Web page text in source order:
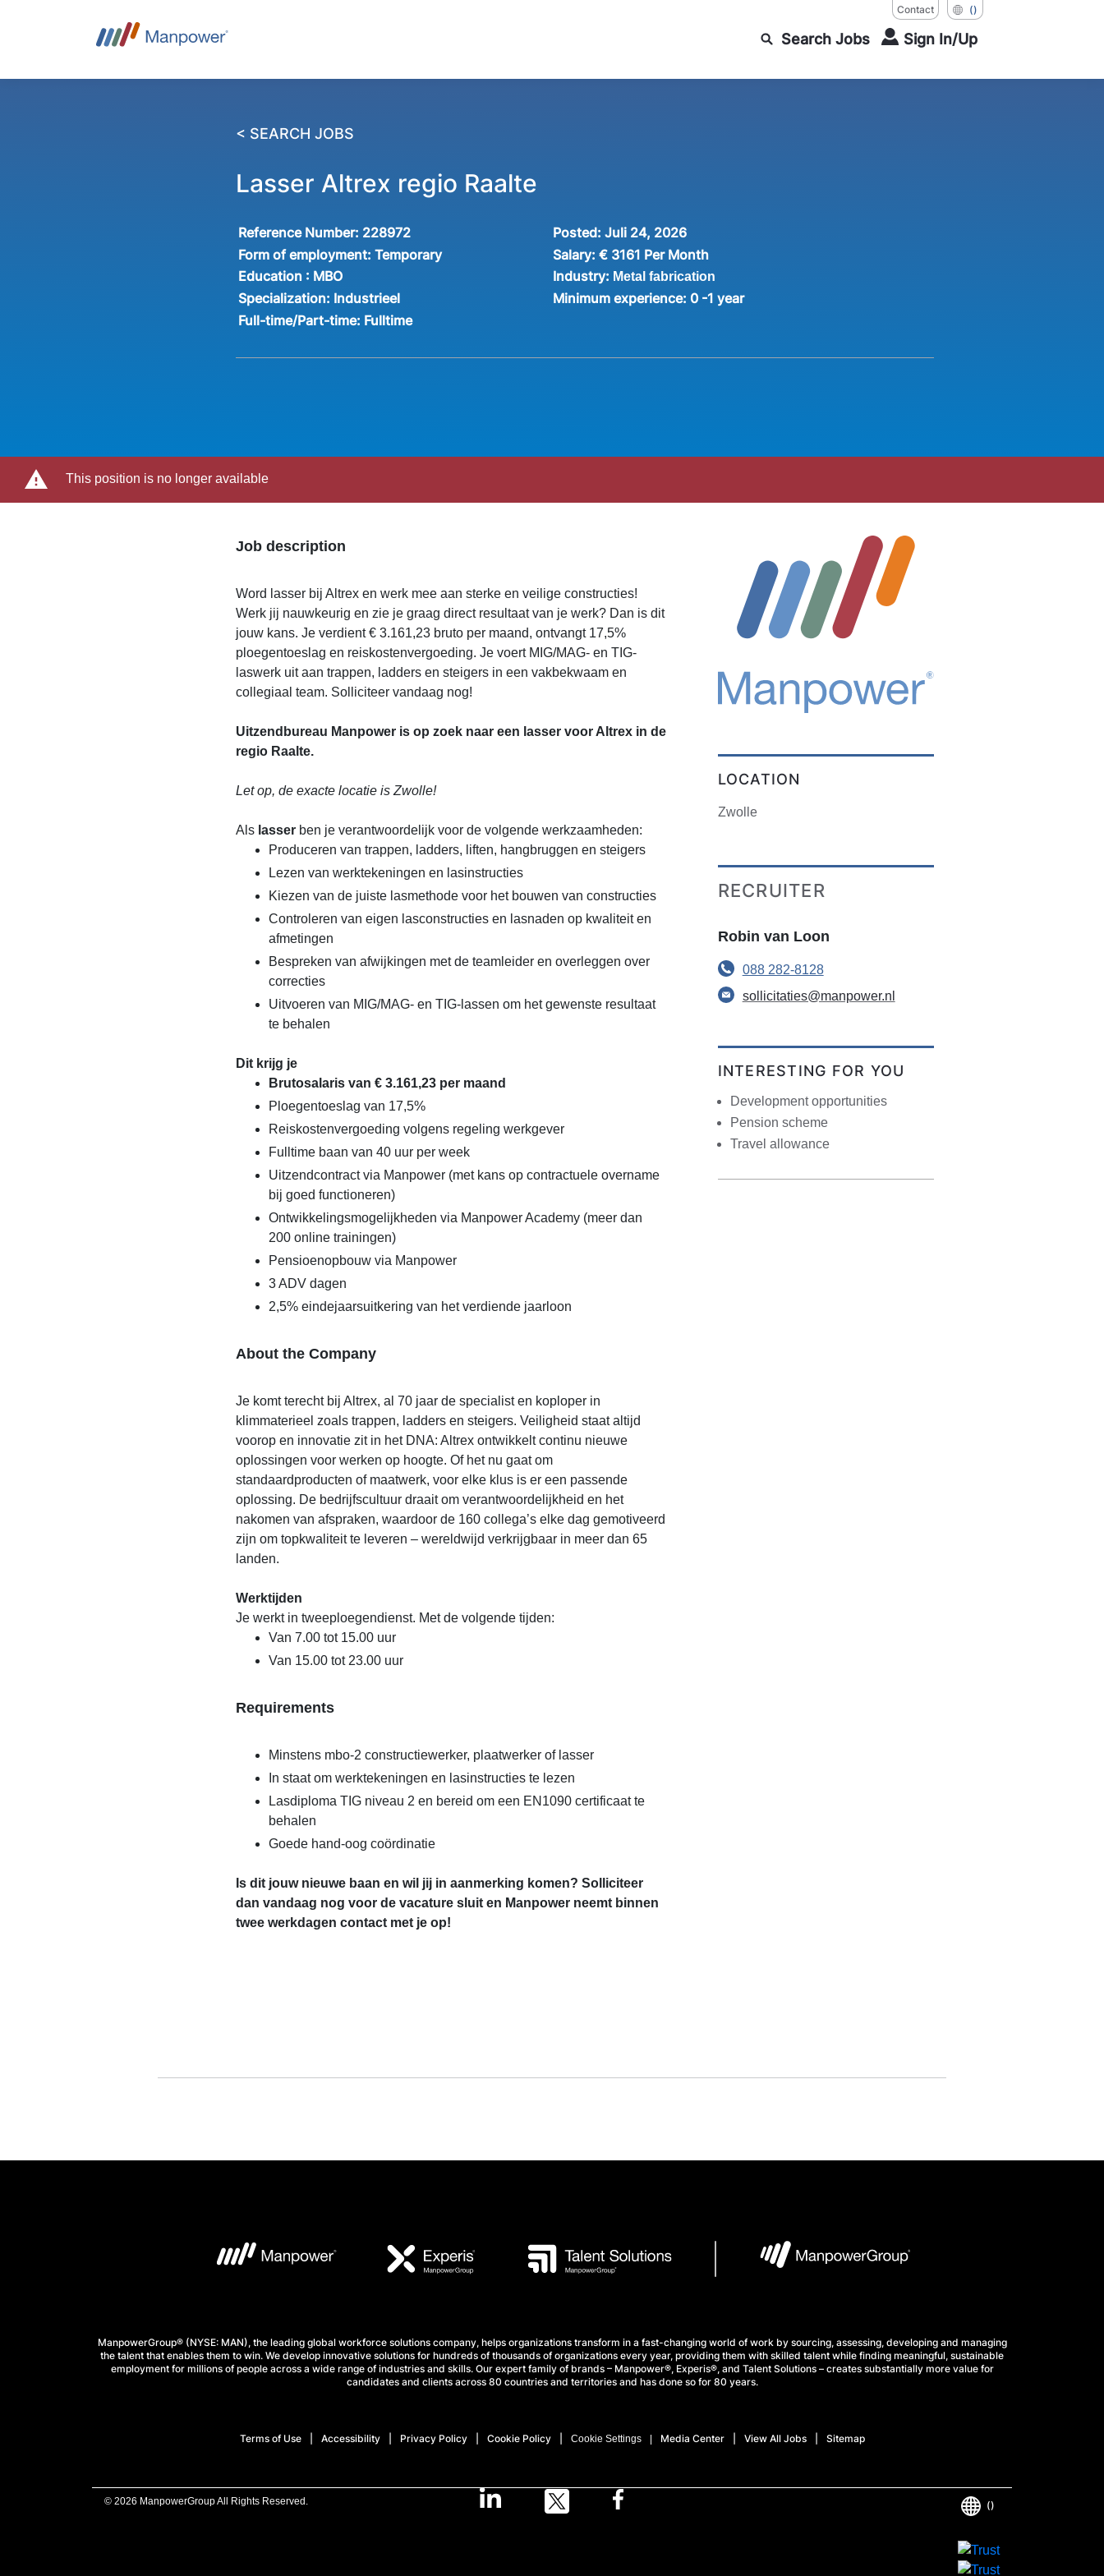
Contact ()
Search Jobs Sign In/Up
< SEARCH JOBS
Lasser Altrex regio Raalte
Reference Number: 228972 Posted: Juli 24, 2026
Form of employment:Temporary Salary: € 3161 Per Month
Education : MBO Industry: Metal fabrication
Specialization: Industrieel Minimum experience: 0 -1 year
Full-time/Part-time: Fulltime
This position is no longer available
Job description
Word lasser bij Altrex en werk mee aan sterke en veilige constructies!
Werk jij nauwkeurig en zie je graag direct resultaat van je werk? Dan is dit
jouw kans. Je verdient € 3.161,23 bruto per maand, ontvangt 17,5%
ploegentoeslag en reiskostenvergoeding. Je voert MIG/MAG- en TIG-
laswerk uit aan trappen, ladders en steigers in een vakbekwaam en
collegiaal team. Solliciteer vandaag nog!
Uitzendbureau Manpower is op zoek naar een lasser voor Altrex in de
regio Raalte.
Let op, de exacte locatie is Zwolle!
Als lasserben je verantwoordelijk voor de volgende werkzaamheden:
Produceren van trappen, ladders, liften, hangbruggen en steigers
Lezen van werktekeningen en lasinstructies
Kiezen van de juiste lasmethode voor het bouwen van constructies
Controleren van eigen lasconstructies en lasnaden op kwaliteit en
afmetingen
Bespreken van afwijkingen met de teamleider en overleggen over
correcties
Uitvoeren van MIG/MAG- en TIG-lassen om het gewenste resultaat
te behalen
Dit krijg je
Brutosalaris van € 3.161,23 per maand
Ploegentoeslag van 17,5%
Reiskostenvergoeding volgens regeling werkgever
Fulltime baan van 40 uur per week
Uitzendcontract via Manpower (met kans op contractuele overname
bij goed functioneren)
Ontwikkelingsmogelijkheden via Manpower Academy (meer dan
200 online trainingen)
Pensioenopbouw via Manpower
3 ADV dagen
2,5% eindejaarsuitkering van het verdiende jaarloon
About the Company
Je komt terecht bij Altrex, al 70 jaar de specialist en koploper in
klimmaterieel zoals trappen, ladders en steigers. Veiligheid staat altijd
voorop en innovatie zit in het DNA: Altrex ontwikkelt continu nieuwe
oplossingen voor werken op hoogte. Of het nu gaat om
standaardproducten of maatwerk, voor elke klus is er een passende
oplossing. De bedrijfscultuur draait om verantwoordelijkheid en het
nakomen van afspraken, waardoor de 160 collega’s elke dag gemotiveerd
zijn om topkwaliteit te leveren – wereldwijd verkrijgbaar in meer dan 65
landen.
Werktijden
Je werkt in tweeploegendienst. Met de volgende tijden:
Van 7.00 tot 15.00 uur
Van 15.00 tot 23.00 uur
Requirements
Minstens mbo-2 constructiewerker, plaatwerker of lasser
In staat om werktekeningen en lasinstructies te lezen
Lasdiploma TIG niveau 2 en bereid om een EN1090 certificaat te
behalen
Goede hand-oog coördinatie
Is dit jouw nieuwe baan en wil jij in aanmerking komen? Solliciteer
dan vandaag nog voor de vacature sluit en Manpower neemt binnen
twee werkdagen contact met je op!
LOCATION
Zwolle
RECRUITER
Robin van Loon
088 282-8128
sollicitaties@manpower.nl
INTERESTING FOR YOU
Development opportunities
Pension scheme
Travel allowance
ManpowerGroup® (NYSE: MAN), the leading global workforce solutions company, helps organizations transform in a fast-changing world of work by sourcing, assessing, developing and managing
the talent that enables them to win. We develop innovative solutions for hundreds of thousands of organizations every year, providing them with skilled talent while finding meaningful, sustainable
employment for millions of people across a wide range of industries and skills. Our expert family of brands – Manpower®, Experis®, and Talent Solutions – creates substantially more value for
candidates and clients across 80 countries and territories and has done so for 80 years.
Terms of Use Accessibility Privacy Policy Cookie Policy Cookie Settings Media Center View All Jobs Sitemap
© 2026 ManpowerGroup All Rights Reserved. ()